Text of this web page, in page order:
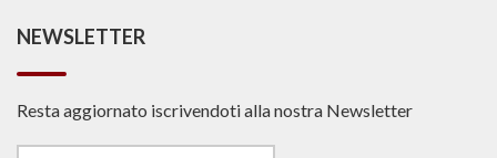
NEWSLETTER
Resta aggiornato iscrivendoti alla nostra Newsletter